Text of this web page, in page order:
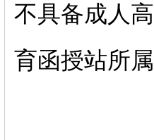
不具备成人
育函授站所